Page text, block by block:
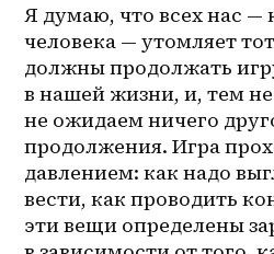
Я думаю, что всех нас —
человека — утомляет
должны продолжать
в нашей жизни, и, тем
не ожидаем ничего
продолжения. Игра
давлением: как надо
вести, как проводить
эти вещи определены